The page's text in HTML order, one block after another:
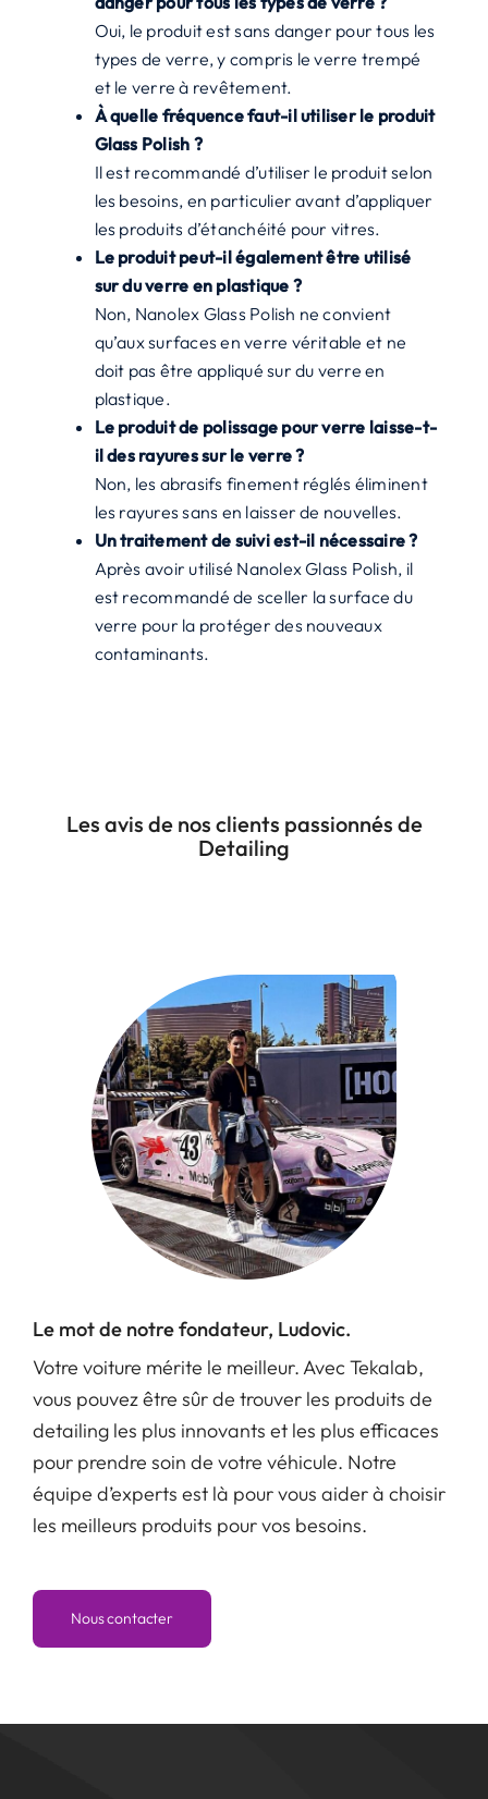
Oui, le produit est sans danger pour tous les
types de verre, y compris le verre trempé
et le verre à revêtement.
À quelle fréquence faut-il utiliser le produit
Glass Polish ?
Il est recommandé d’utiliser le produit selon
les besoins, en particulier avant d’appliquer
les produits d’étanchéité pour vitres.
Le produit peut-il également être utilisé
sur du verre en plastique ?
Non, Nanolex Glass Polish ne convient
qu’aux surfaces en verre véritable et ne
doit pas être appliqué sur du verre en
plastique.
Le produit de polissage pour verre laisse-t-
il des rayures sur le verre ?
Non, les abrasifs finement réglés éliminent
les rayures sans en laisser de nouvelles.
Un traitement de suivi est-il nécessaire ?
Après avoir utilisé Nanolex Glass Polish, il
est recommandé de sceller la surface du
verre pour la protéger des nouveaux
contaminants.
Les avis de nos clients passionnés de
Detailing
Le mot de notre fondateur, Ludovic.
Votre voiture mérite le meilleur. Avec Tekalab,
vous pouvez être sûr de trouver les produits de
detailing les plus innovants et les plus efficaces
pour prendre soin de votre véhicule. Notre
équipe d’experts est là pour vous aider à choisir
les meilleurs produits pour vos besoins.
Nous contacter